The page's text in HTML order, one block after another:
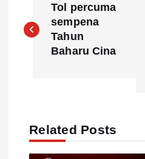
o
a
Tol percuma
sempena
Tahun
Baharu Cina
Related Posts